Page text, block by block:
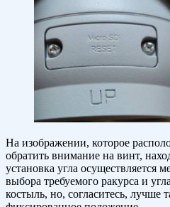
На изображении, которое
обратить внимание на винт,
установка угла осуществляется
выбора требуемого ракурса и
костыль, но, согласитесь, лучше